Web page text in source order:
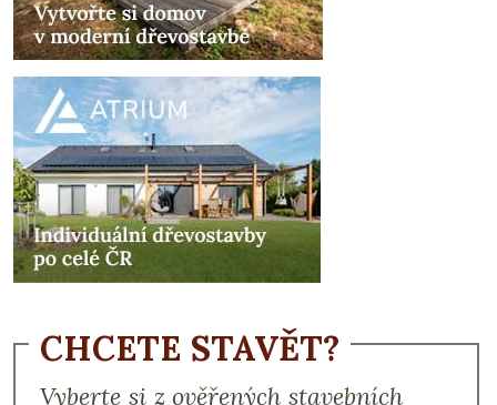
CHCETE STAVĚT?
Vyberte si z ověřených stavebních